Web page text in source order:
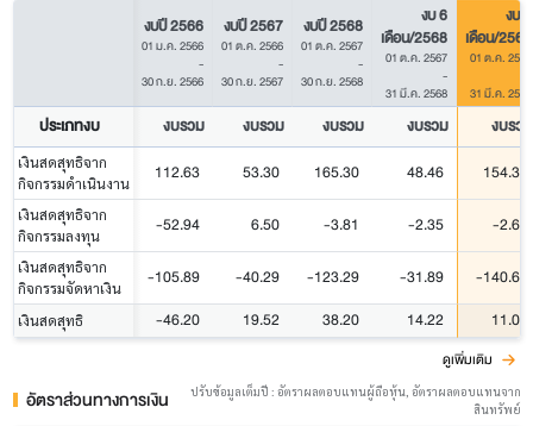
งบปี 2566
01 ม.ค. 2566
-
30 ก.ย. 2566
งบปี 2567
01 ต.ค. 2566
-
30 ก.ย. 2567
งบปี 2568
01 ต.ค. 2567
-
30 ก.ย. 2568
งบ 6
เดือน/2568
01 ต.ค. 2567
-
31 มี.ค. 2568
งบ 6
เดือน/2569
01 ต.ค. 2568
31 มี.ค. 2569
ประเภทงบ งบรวม งบรวม งบรวม งบรวม งบรวม
เงินสดสุทธิจาก
กิจกรรมดำเนินงาน
112.63 53.30 165.30 48.46 154.33
เงินสดสุทธิจาก
กิจกรรมลงทุน
-52.94 6.50 -3.81 -2.35 -2.67
เงินสดสุทธิจาก
กิจกรรมจัดหาเงิน
-105.89 -40.29 -123.29 -31.89 -140.65
เงินสดสุทธิ -46.20 19.52 38.20 14.22 11.02
ดูเพิ่มเติม
อัตราส่วนทางการเงิน
ปรับข้อมูลเต็มปี : อัตราผลตอบแทนผู้ถือหุ้น, อัตราผลตอบแทนจาก
สินทรัพย์